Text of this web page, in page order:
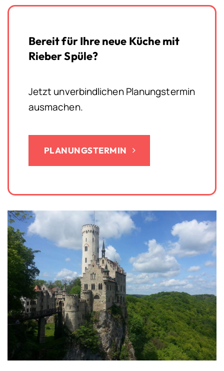
Bereit für Ihre neue Küche mit
Rieber Spüle?
Jetzt unverbindlichen Planungstermin
ausmachen.
PLANUNGSTERMIN